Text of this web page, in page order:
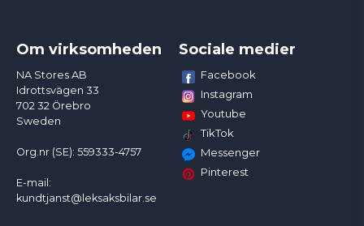
Om virksomheden
NA Stores AB
Idrottsvägen 33
702 32 Örebro
Sweden
Org.nr (SE): 559333-4757
E-mail:
kundtjanst@leksaksbilar.se
Sociale medier
Facebook
Instagram
Youtube
TikTok
Messenger
Pinterest